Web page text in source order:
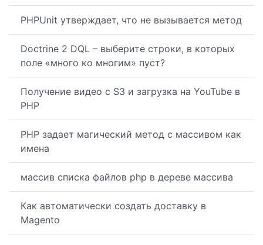
PHPUnit утверждает, что не вызывается метод
Doctrine 2 DQL – выберите строки, в которых
поле «много ко многим» пуст?
Получение видео с S3 и загрузка на YouTube в
PHP
PHP задает магический метод с массивом как
имена
массив списка файлов php в дереве массива
Как автоматически создать доставку в
Magento